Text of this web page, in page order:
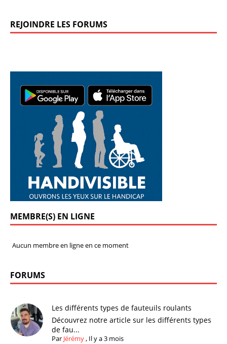
REJOINDRE LES FORUMS
MEMBRE(S) EN LIGNE
Aucun membre en ligne en ce moment
FORUMS
Les différents types de fauteuils roulants
Découvrez notre article sur les différents types
de fau...
Par Jérémy, Il y a 3 mois